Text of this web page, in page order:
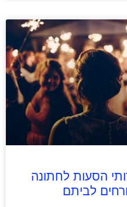
הסעות לחתונה
לביתם